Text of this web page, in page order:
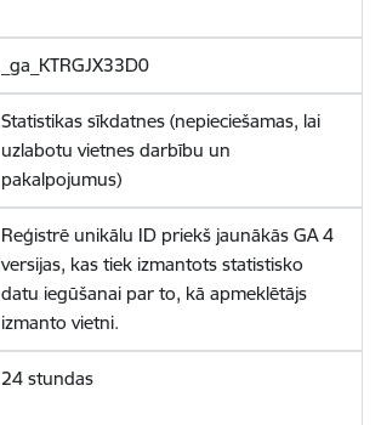
_ga_KTRGJX33D0
Statistikas sīkdatnes (nepieciešamas, lai
uzlabotu vietnes darbību un
pakalpojumus)
Reģistrē unikālu ID priekš jaunākās GA 4
versijas, kas tiek izmantots statistisko
datu iegūšanai par to, kā apmeklētājs
izmanto vietni.
24 stundas